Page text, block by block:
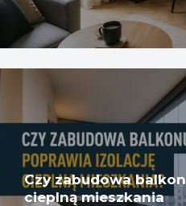
Czy zabudowa
cieplną mieszkania